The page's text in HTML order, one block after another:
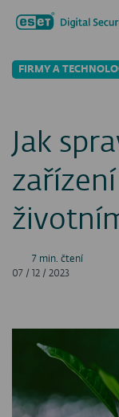
FIRMY A
Jak
7 min. čtení
07 / 12 / 2023